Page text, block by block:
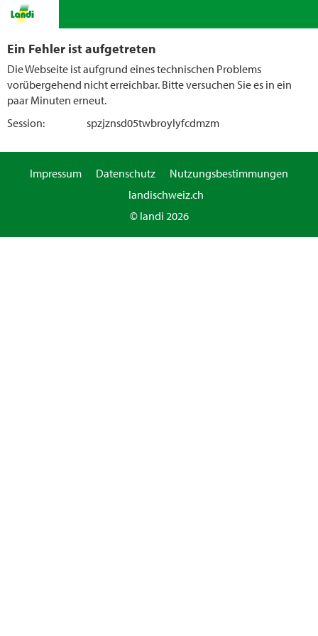
Ein Fehler ist aufgetreten
Die Webseite ist aufgrund eines technischen Problems
vorübergehend nicht erreichbar. Bitte versuchen Sie es in ein
paar Minuten erneut.
Session:
spzjznsd05twbroylyfcdmzm
Impressum Datenschutz
Nutzungsbestimmungen
landischweiz.ch
© landi 2026